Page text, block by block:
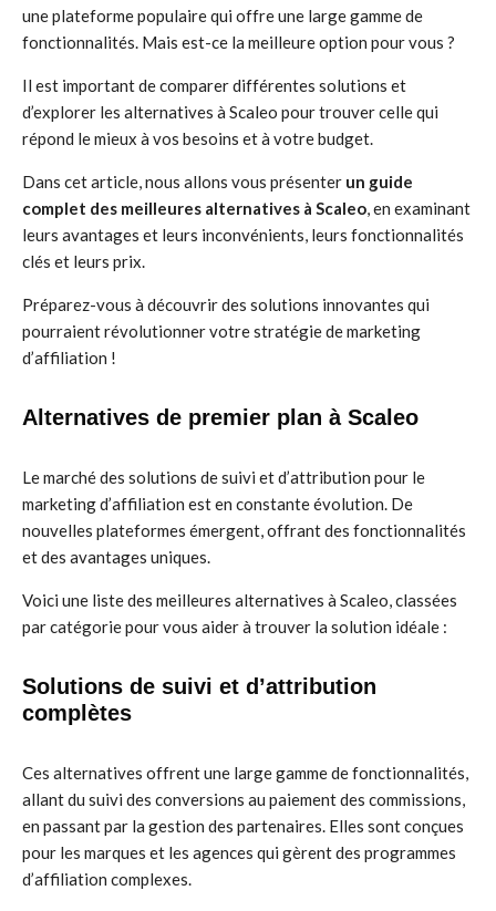
une plateforme populaire qui offre une large gamme de
fonctionnalités. Mais est-ce la meilleure option pour vous ?
Il est important de comparer différentes solutions et
d’explorer les alternatives à Scaleo pour trouver celle qui
répond le mieux à vos besoins et à votre budget.
Dans cet article, nous allons vous présenter un guide
complet des meilleures alternatives à Scaleo, en examinant
leurs avantages et leurs inconvénients, leurs fonctionnalités
clés et leurs prix.
Préparez-vous à découvrir des solutions innovantes qui
pourraient révolutionner votre stratégie de marketing
d’affiliation !
Alternatives de premier plan à Scaleo
Le marché des solutions de suivi et d’attribution pour le
marketing d’affiliation est en constante évolution. De
nouvelles plateformes émergent, offrant des fonctionnalités
et des avantages uniques.
Voici une liste des meilleures alternatives à Scaleo, classées
par catégorie pour vous aider à trouver la solution idéale :
Solutions de suivi et d’attribution
complètes
Ces alternatives offrent une large gamme de fonctionnalités,
allant du suivi des conversions au paiement des commissions,
en passant par la gestion des partenaires. Elles sont conçues
pour les marques et les agences qui gèrent des programmes
d’affiliation complexes.